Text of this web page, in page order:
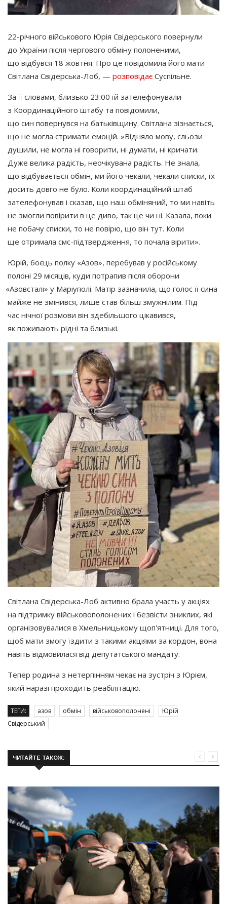
22-річного військового Юрія Свідерського повернули
до України після чергового обміну полоненими,
що відбувся 18 жовтня. Про це повідомила його мати
Світлана Свідерська-Лоб, — розповідає Суспільне.
За її словами, близько 23:00 їй зателефонували
з Координаційного штабу та повідомили,
що син повернувся на батьківщину. Світлана зізнається,
що не могла стримати емоцій. »Відняло мову, сльози
душили, не могла ні говорити, ні думати, ні кричати.
Дуже велика радість, неочікувана радість. Не знала,
що відбувається обмін, ми його чекали, чекали списки, їх
досить довго не було. Коли координаційний штаб
зателефонував і сказав, що наш обміняний, то ми навіть
не змогли повірити в це диво, так це чи ні. Казала, поки
не побачу списки, то не повірю, що він тут. Коли
ще отримала смс-підтвердження, то почала вірити».
Юрій, боєць полку «Азов», перебував у російському
полоні 29 місяців, куди потрапив після оборони
«Азовсталі» у Маріуполі. Матір зазначила, що голос її сина
майже не змінився, лише став більш змужнілим. Під
час нічної розмови він здебільшого цікавився,
як поживають рідні та близькі.
Світлана Свідерська-Лоб активно брала участь у акціях
на підтримку військовополонених і безвісти зниклих, які
організовувалися в Хмельницькому щоп'ятниці. Для того,
щоб мати змогу їздити з такими акціями за кордон, вона
навіть відмовилася від депутатського мандату.
Тепер родина з нетерпінням чекає на зустріч з Юрієм,
який наразі проходить реабілітацію.
ТЕГИ: азов обмін військовополонені
Юрій
Свідерський
ЧИТАЙТЕ ТАКОЖ: